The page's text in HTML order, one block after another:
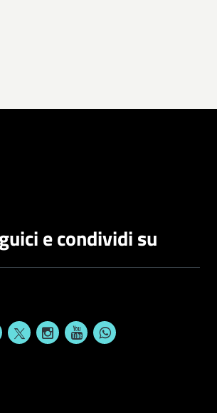
e condividi su